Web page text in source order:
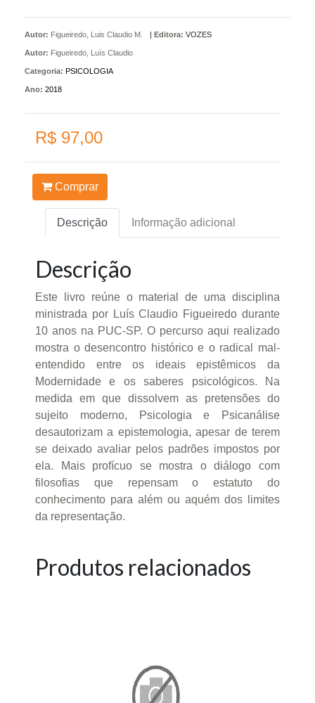
Autor: Figueiredo, Luis Claudio M.
Autor: Figueiredo, Luís Claudio
| Editora: VOZES
Categoria: PSICOLOGIA
Ano: 2018
R$ 97,00
Comprar
Descrição Informação adicional
Descrição
Este livro reúne o material de uma disciplina
ministrada por Luís Claudio Figueiredo durante
10 anos na PUC-SP. O percurso aqui realizado
mostra o desencontro histórico e o radical mal-
entendido entre os ideais epistêmicos da
Modernidade e os saberes psicológicos. Na
medida em que dissolvem as pretensões do
sujeito moderno, Psicologia e Psicanálise
desautorizam a epistemologia, apesar de terem
se deixado avaliar pelos padrões impostos por
ela. Mais profícuo se mostra o diálogo com
filosofias que repensam o estatuto do
conhecimento para além ou aquém dos limites
da representação.
Produtos relacionados